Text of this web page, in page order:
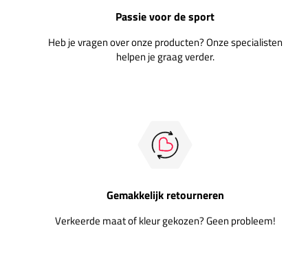
Passie voor de sport
Heb je vragen over onze producten? Onze specialisten
helpen je graag verder.
Gemakkelijk retourneren
Verkeerde maat of kleur gekozen? Geen probleem!